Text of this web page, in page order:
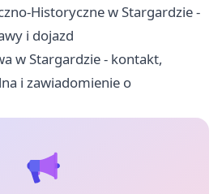
Historyczne w Stargardzie -
i dojazd
w Stargardzie - kontakt,
i zawiadomienie o